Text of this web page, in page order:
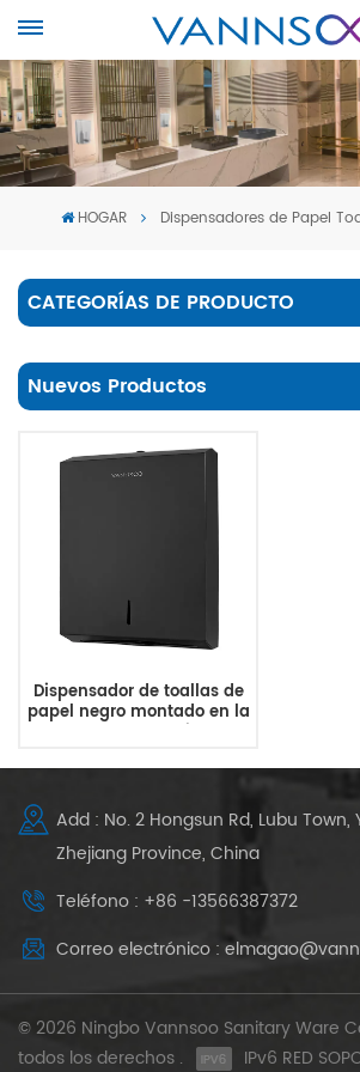
HOGAR Dispensadores de Papel
CATEGORÍAS DE PRODUCTO
Nuevos Productos
Dispensador de toallas de
papel negro montado en la
pared de accesorios de
Add : No. 2 Hongsun Rd, Lubu Town,
Zhejiang Province, China
Teléfono : +86 -13566387372
Correo electrónico :
© 2026 Ningbo Vannsoo Sanitary Ware
todos los derechos .
IPv6 RED